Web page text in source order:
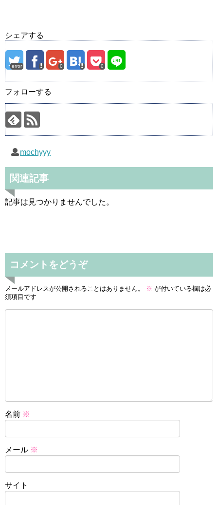
シェアする
error 0 0
フォローする
mochyyy
関連記事
記事は見つかりませんでした。
コメントをどうぞ
メールアドレスが公開されることはありません。 ※ が付いている欄は必
須項目です
名前 ※
メール ※
サイト